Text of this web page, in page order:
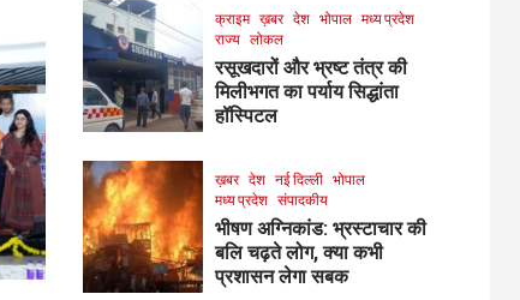
क्राइम ख़बर देश भोपाल मध्य प्रदेश
राज्य लोकल
रसूखदारों और भ्रष्ट तंत्र की
मिलीभगत का पर्याय सिद्धांता
हॉस्पिटल
ख़बर देश नई दिल्ली भोपाल
मध्य प्रदेश संपादकीय
भीषण अग्निकांड: भ्रस्टाचार की
बलि चढ़ते लोग, क्या कभी
प्रशासन लेगा सबक